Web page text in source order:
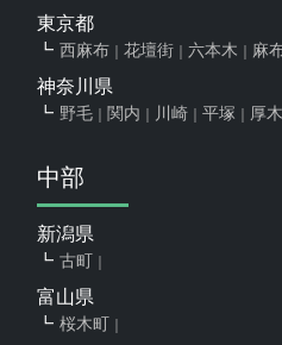
東京都
西麻布 花壇街 六本木 麻
神奈川県
野毛 関内 川崎 平塚 厚木
中部
新潟県
古町
富山県
桜木町